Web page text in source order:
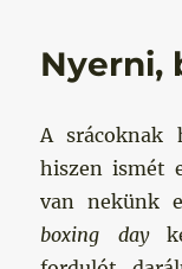
Nyerni,
A srácoknak
hiszen ismét
van nekünk
boxing day